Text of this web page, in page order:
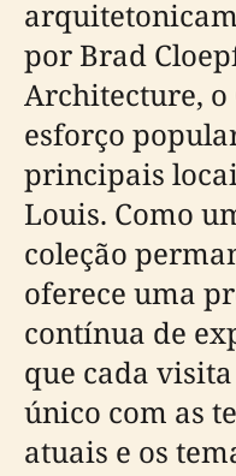
por Brad
Architecture,
esforço
principais
Louis. Como
coleção
oferece uma
contínua de
que cada
único com as
atuais e os